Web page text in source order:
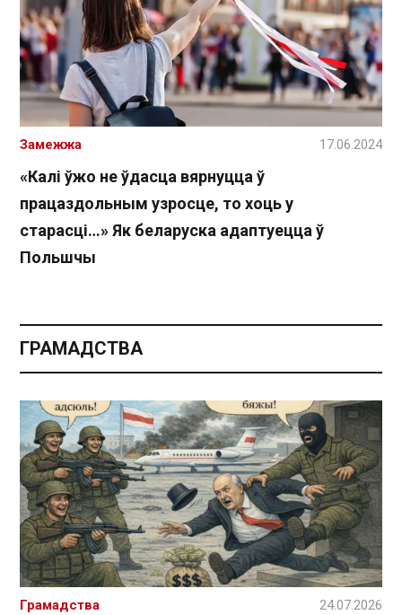
«Калі ўжо не ўдасца вярнуцца ў
працаздольным узросце, то хоць у
старасці…» Як беларуска адаптуецца ў
Польшчы
Замежжа 17.06.2024
ГРАМАДСТВА
Грамадства 24.07.2026